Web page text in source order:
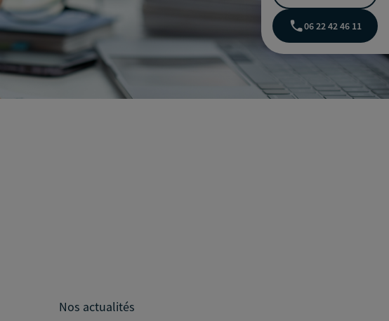
06 22 42 46 11
Nos actualités